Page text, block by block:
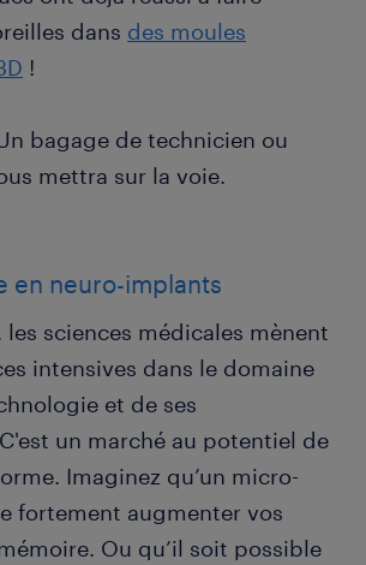
dans des moules
!
bagage de technicien ou
mettra sur la voie.
en neuro-implants
sciences médicales mènent
intensives dans le domaine
et de ses
un marché au potentiel de
Imaginez qu’un micro-
fortement augmenter vos
Ou qu’il soit possible